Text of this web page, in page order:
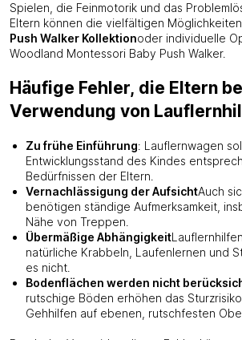
Spielen, die Feinmotorik und das
Eltern können die vielfältigen
Push Walker Kollektionoder individuelle
Woodland Montessori Baby Push Walker.
Häufige Fehler, die Eltern
Verwendung von
Zu frühe Einführung: Lauflernwagen
Entwicklungsstand des Kindes
Bedürfnissen der Eltern.
Vernachlässigung der AufsichtAuch
benötigen ständige Aufmerksamkeit,
Nähe von Treppen.
Übermäßige Abhängigkeit
natürliche Krabbeln, Laufenlernen und
es nicht.
Bodenflächen werden nicht
rutschige Böden erhöhen das
Gehhilfen auf ebenen, rutschfesten